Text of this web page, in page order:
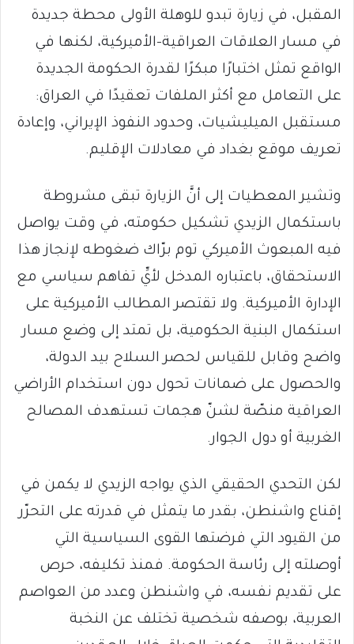
المقبل، في زيارة تبدو للوهلة الأولى محطة جديدة
في مسار العلاقات العراقية–الأميركية، لكنها في
الواقع تمثل اختبارًا مبكرًا لقدرة الحكومة الجديدة
على التعامل مع أكثر الملفات تعقيدًا في العراق:
مستقبل الميليشيات، وحدود النفوذ الإيراني، وإعادة
تعريف موقع بغداد في معادلات الإقليم.
وتشير المعطيات إلى أنَّ الزيارة تبقى مشروطة
باستكمال الزيدي تشكيل حكومته، في وقت يواصل
فيه المبعوث الأميركي توم برّاك ضغوطه لإنجاز هذا
الاستحقاق، باعتباره المدخل لأيِّ تفاهم سياسي مع
الإدارة الأميركية. ولا تقتصر المطالب الأميركية على
استكمال البنية الحكومية، بل تمتد إلى وضع مسار
واضح وقابل للقياس لحصر السلاح بيد الدولة،
والحصول على ضمانات تحول دون استخدام الأراضي
العراقية منصّة لشنّ هجمات تستهدف المصالح
الغربية أو دول الجوار.
لكن التحدي الحقيقي الذي يواجه الزيدي لا يكمن في
إقناع واشنطن، بقدر ما يتمثل في قدرته على التحرّر
من القيود التي فرضتها القوى السياسية التي
أوصلته إلى رئاسة الحكومة. فمنذ تكليفه، حرص
على تقديم نفسه، في واشنطن وعدد من العواصم
العربية، بوصفه شخصية تختلف عن النخبة